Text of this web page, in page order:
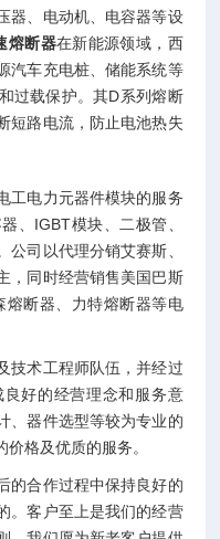
器、电动机、电容器等设
熔断器在新能源领域，西
汽车充电桩、储能系统等
过载保护。其D系列熔断
短路电流，防止电池热失
工电力元器件模块的服务
、IGBT模块、二极管、
司以代理分销艾赛斯、
，同时经营销售美国巴斯
熔断器、力特熔断器等电
术工程师队伍，并经过
好的经营理念和服务意
、器件选型等较为专业的
格及优质的服务。
合作过程中保持良好的
。客户至上是我们的经营